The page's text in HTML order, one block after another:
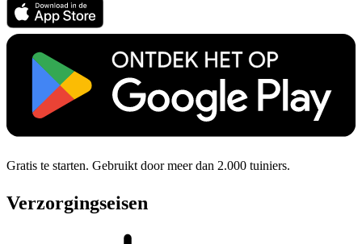
Gratis te starten. Gebruikt door meer dan 2.000 tuiniers.
Verzorgingseisen